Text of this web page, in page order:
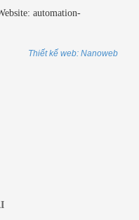
automation-
Thiết kế web: Nanoweb